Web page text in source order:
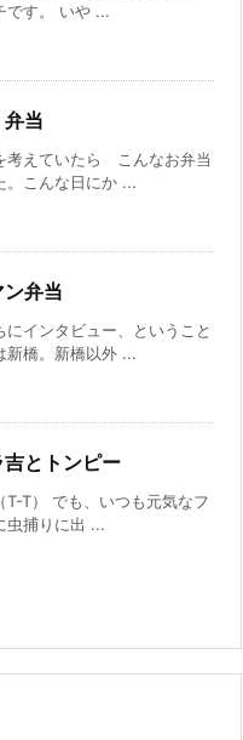
です。 いや ...
当
考えていたら こんなお弁当
。こんな日にか ...
弁当
インタビュー、ということ
新橋。新橋以外 ...
とトンピー
T-T） でも、いつも元気なフ
虫捕りに出 ...